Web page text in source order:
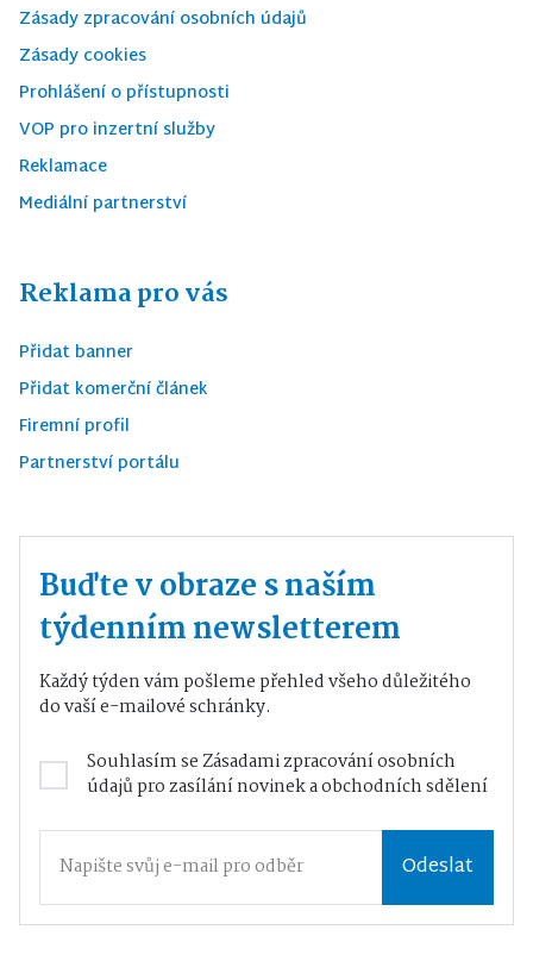
Zásady zpracování osobních údajů
Zásady cookies
Prohlášení o přístupnosti
VOP pro inzertní služby
Reklamace
Mediální partnerství
Reklama pro vás
Přidat banner
Přidat komerční článek
Firemní profil
Partnerství portálu
Buďte v obraze s naším
týdenním newsletterem
Každý týden vám pošleme přehled všeho důležitého
do vaší e-mailové schránky.
Souhlasím seZásadami zpracování osobních
údajůpro zasílání novinek a obchodních sdělení
Odeslat